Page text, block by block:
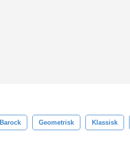
Barock Geometrisk Klassisk